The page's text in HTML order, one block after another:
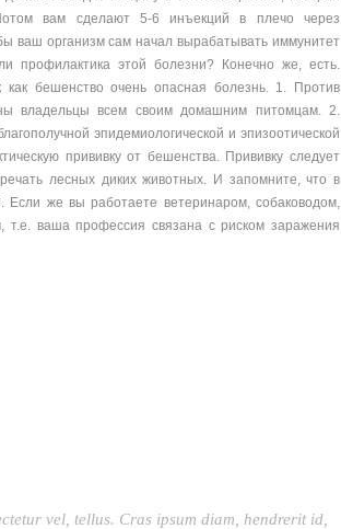
вам сделают 5-6 инъекций в плечо через
ваш организм сам начал вырабатывать иммунитет
профилактика этой болезни? Конечно же, есть.
бешенство очень опасная болезнь. 1. Против
владельцы всем своим домашним питомцам. 2.
эпидемиологической и эпизоотической
прививку от бешенства. Прививку следует
лесных диких животных. И запомните, что в
Если же вы работаете ветеринаром, собаководом,
т.е. ваша профессия связана с риском заражения
vel, tellus. Cras ipsum diam, hendrerit id,